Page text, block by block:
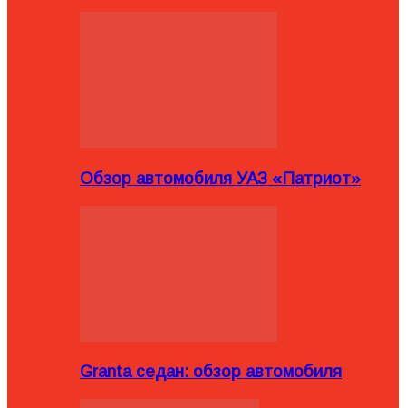
Обзор автомобиля УАЗ «Патриот»
Granta седан: обзор автомобиля